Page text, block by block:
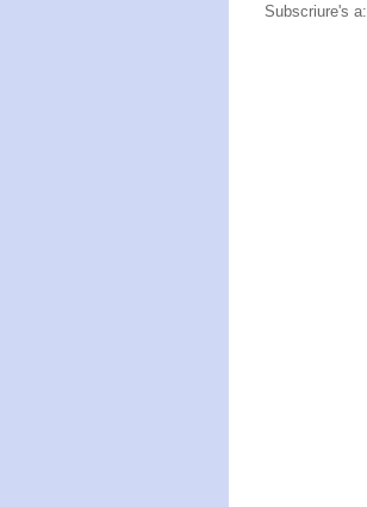
Subscriure's a: